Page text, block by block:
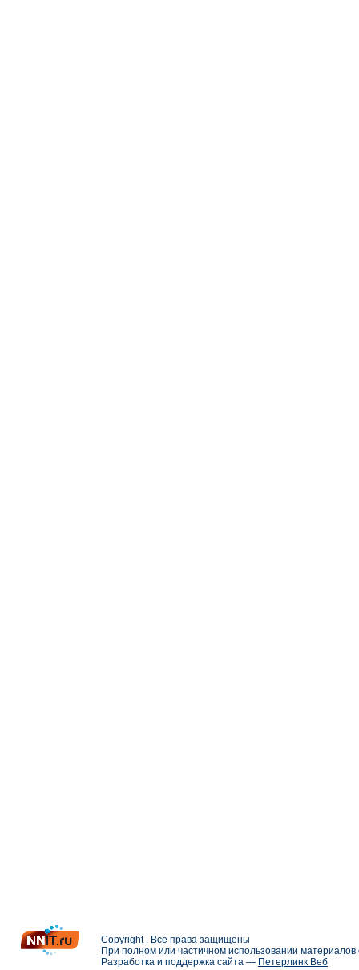
Copyright . Все права защищены
При полном или частичном использовании
Разработка и поддержка сайта — Петерлинк Веб